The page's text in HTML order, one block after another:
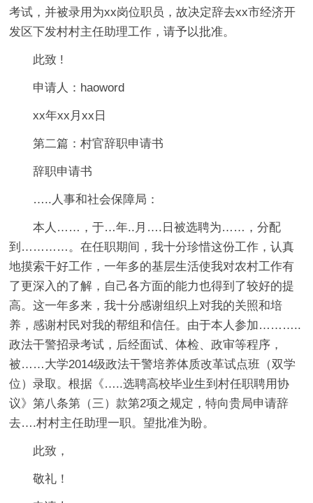
考试，并被录用为xx岗位职员，故决定辞去xx市经济开
发区下发村村主任助理工作，请予以批准。
此致 !
申请人：haoword
xx年xx月xx日
第二篇：村官辞职申请书
辞职申请书
…..人事和社会保障局：
本人……，于…年..月….日被选聘为……，分配
到…………。在任职期间，我十分珍惜这份工作，认真
地摸索干好工作，一年多的基层生活使我对农村工作有
了更深入的了解，自己各方面的能力也得到了较好的提
高。这一年多来，我十分感谢组织上对我的关照和培
养，感谢村民对我的帮组和信任。由于本人参加………..
政法干警招录考试，后经面试、体检、政审等程序，
被……大学2014级政法干警培养体质改革试点班（双学
位）录取。根据《…..选聘高校毕业生到村任职聘用协
议》第八条第（三）款第2项之规定，特向贵局申请辞
去….村村主任助理一职。望批准为盼。
此致，
敬礼！